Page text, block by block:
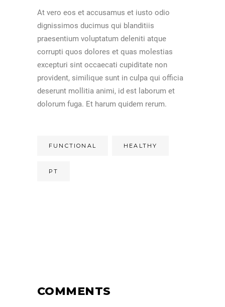
At vero eos et accusamus et iusto odio
dignissimos ducimus qui blanditiis
praesentium voluptatum deleniti atque
corrupti quos dolores et quas molestias
excepturi sint occaecati cupiditate non
provident, similique sunt in culpa qui officia
deserunt mollitia animi, id est laborum et
dolorum fuga. Et harum quidem rerum.
FUNCTIONAL HEALTHY
PT
COMMENTS